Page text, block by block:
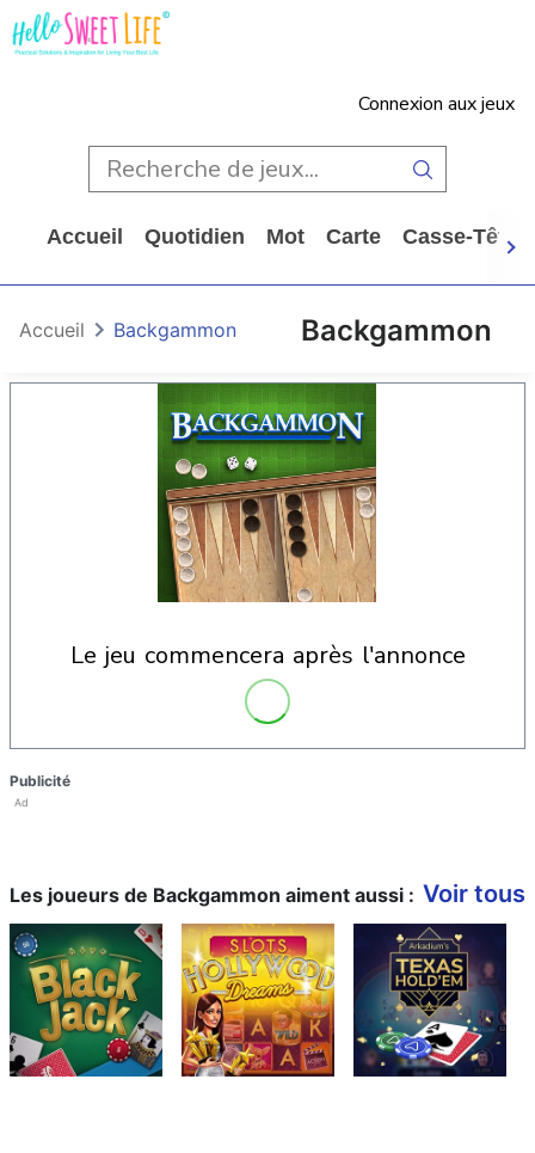
Connexion aux jeux
Accueil Quotidien Mot Carte Casse-Tête
Backgammon
Accueil Backgammon
le jeu commencera après l'annonce
Publicité
Ad
Les joueurs de Backgammon aiment aussi : Voir tous